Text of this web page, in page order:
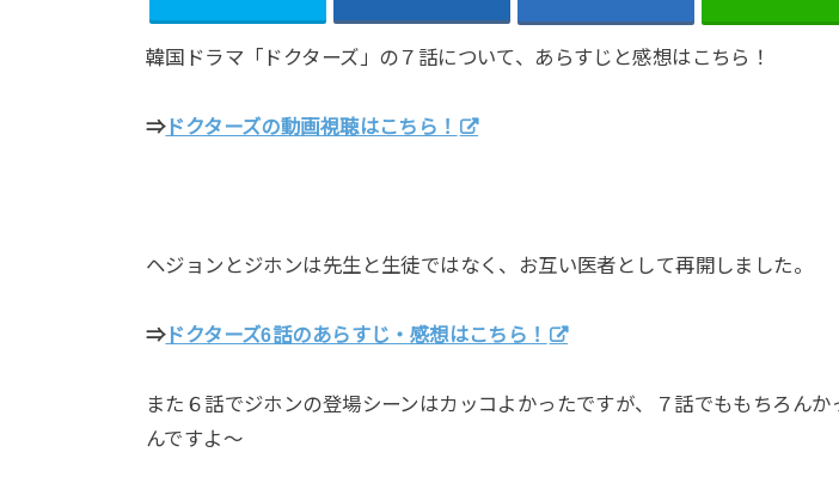
韓国ドラマ「ドクターズ」の７話について、あらすじと感想はこちら！
⇒ドクターズの動画視聴はこちら！
ヘジョンとジホンは先生と生徒ではなく、お互い医者として再開しました。
⇒ドクターズ6話のあらすじ・感想はこちら！
また６話でジホンの登場シーンはカッコよかったですが、７話でももちろんか
んですよ～